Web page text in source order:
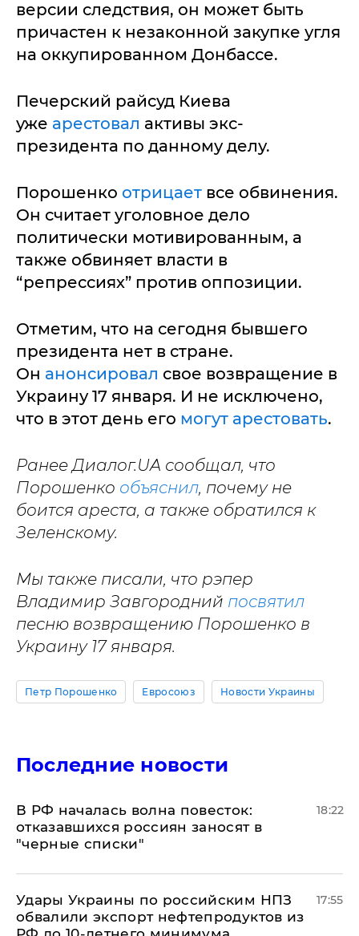
версии следствия, он может быть
причастен к незаконной закупке угля
на оккупированном Донбассе.
Печерский райсуд Киева
уже арестовал активы экс-
президента по данному делу.
Порошенко отрицает все обвинения.
Он считает уголовное дело
политически мотивированным, а
также обвиняет власти в
“репрессиях” против оппозиции.
Отметим, что на сегодня бывшего
президента нет в стране.
Он анонсировал свое возвращение в
Украину 17 января. И не исключено,
что в этот день его могут арестовать.
Ранее Диалог.UA сообщал, что
Порошенко объяснил, почему не
боится ареста, а также обратился к
Зеленскому.
Мы также писали, что рэпер
Владимир Завгородний посвятил
песню возвращению Порошенко в
Украину 17 января.
Петр Порошенко Евросоюз Новости Украины
Последние новости
​В РФ началась волна повесток:
отказавшихся россиян заносят в
"черные списки"
18:22
Удары Украины по российским НПЗ
обвалили экспорт нефтепродуктов из
17:55